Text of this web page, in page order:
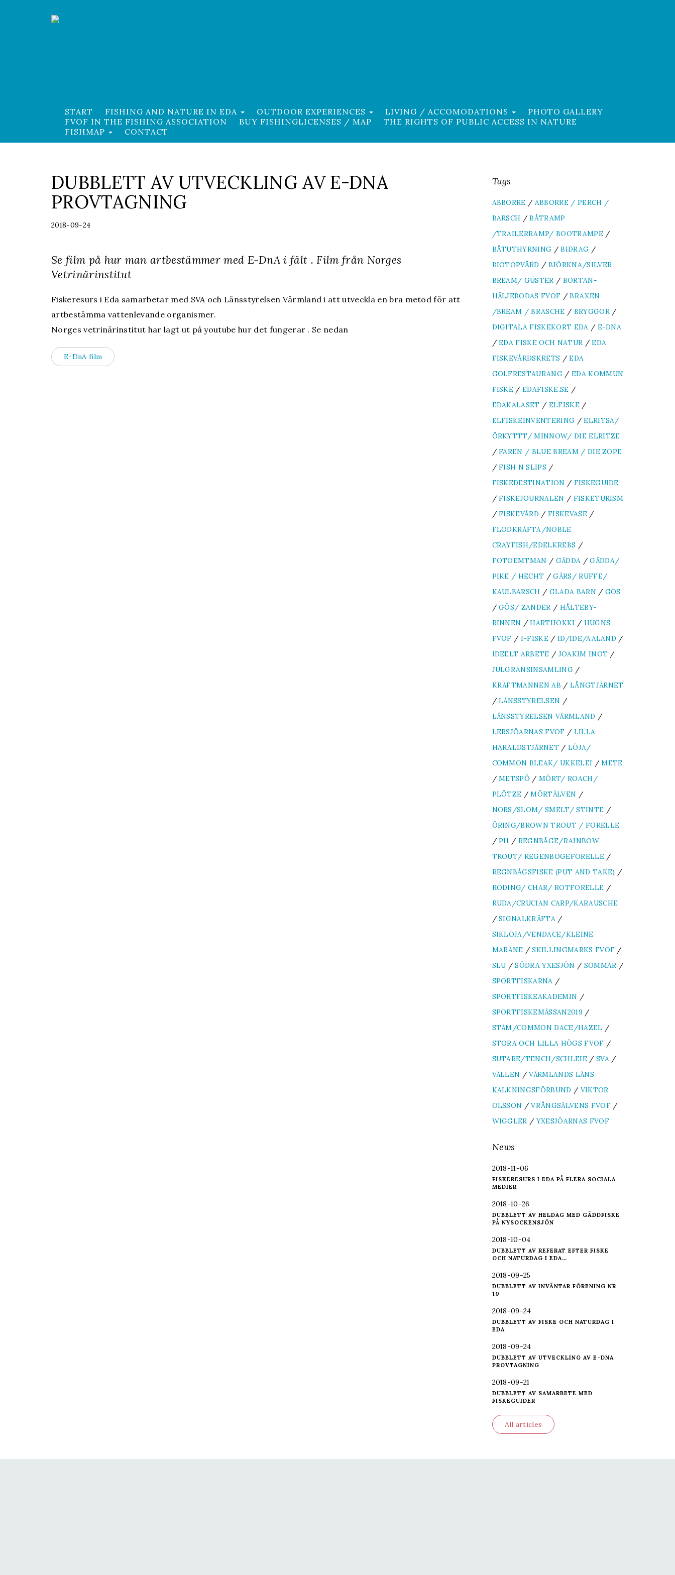
START FISHING AND NATURE IN EDA OUTDOOR EXPERIENCES LIVING / ACCOMODATIONS
PHOTO GALLERY
FVOF IN THE FISHING ASSOCIATION
BUY FISHINGLICENSES / MAP
THE RIGHTS OF PUBLIC ACCESS IN NATURE
FISHMAP
CONTACT
DUBBLETT AV UTVECKLING AV E-DNA
PROVTAGNING
2018-09-24
Se film på hur man artbestämmer med E-DnA i fält . Film från Norges
Vetrinärinstitut
Fiskeresurs i Eda samarbetar med SVA och Länsstyrelsen Värmland i att utveckla en bra metod för att
artbestämma vattenlevande organismer.
Norges vetrinärinstitut har lagt ut på youtube hur det fungerar . Se nedan
E-DnA film
Tags
ABBORRE / ABBORRE / PERCH /
BARSCH /BÅTRAMP
/TRAILERRAMP/ BOOTRAMPE/
BÅTUTHYRNING /BIDRAG /
BIOTOPVÅRD / BJÖRKNA/SILVER
BREAM/ GÜSTER / BORTAN-
HÄLJEBODAS FVOF /BRAXEN
/BREAM / BRASCHE / BRYGGOR/
DIGITALA FISKEKORT EDA / E-DNA
/EDA FISKE OCH NATUR /EDA
FISKEVÅRDSKRETS /EDA
GOLFRESTAURANG/ EDA KOMMUN
FISKE /EDAFISKE.SE /
EDAKALASET / ELFISKE/
ELFISKEINVENTERING /ELRITSA/
ÖRKYTTT/ MINNOW/ DIE ELRITZE
/FAREN / BLUE BREAM / DIE ZOPE
/FISH N SLIPS/
FISKEDESTINATION / FISKEGUIDE
/FISKEJOURNALEN / FISKETURISM
/FISKEVÅRD / FISKEVASE/
FLODKRÄFTA/NOBLE
CRAYFISH/EDELKREBS /
FOTOEMTMAN / GÄDDA /GÄDDA/
PIKE / HECHT /GÄRS/ RUFFE/
KAULBARSCH / GLADA BARN / GÖS
/GÖS/ ZANDER / HÅLTEBY-
RINNEN /HARTIJOKKI / HUGNS
FVOF / I-FISKE / ID/IDE/AALAND /
IDEELT ARBETE / JOAKIM INOT /
JULGRANSINSAMLING/
KRÄFTMANNEN AB / LÅNGTJÄRNET
/LÄNSSTYRELSEN /
LÄNSSTYRELSEN VÄRMLAND /
LERSJÖARNAS FVOF / LILLA
HARALDSTJÄRNET/ LÖJA/
COMMON BLEAK/ UKKELEI /METE
/METSPÖ /MÖRT/ ROACH/
PLÖTZE /MÖRTÄLVEN /
NORS/SLOM/ SMELT/ STINTE /
ÖRING/BROWN TROUT / FORELLE
/PH / REGNBÅGE/RAINBOW
TROUT/ REGENBOGEFORELLE/
REGNBÅGSFISKE (PUT AND TAKE) /
RÖDING/ CHAR/ ROTFORELLE /
RUDA/CRUCIAN CARP/KARAUSCHE
/SIGNALKRÄFTA/
SIKLÖJA/VENDACE/KLEINE
MARÄNE /SKILLINGMARKS FVOF /
SLU /SÖDRA YXESJÖN / SOMMAR /
SPORTFISKARNA /
SPORTFISKEAKADEMIN /
SPORTFISKEMÄSSAN2019 /
STÄM/COMMON DACE/HAZEL /
STORA OCH LILLA HÖGS FVOF /
SUTARE/TENCH/SCHLEIE/ SVA/
VÄLLEN /VÄRMLANDS LÄNS
KALKNINGSFÖRBUND / VIKTOR
OLSSON /VRÅNGSÄLVENS FVOF/
WIGGLER /YXESJÖARNAS FVOF
News
2018-11-06
FISKERESURS I EDA PÅ FLERA SOCIALA
MEDIER
2018-10-26
DUBBLETT AV HELDAG MED GÄDDFISKE
PÅ NYSOCKENSJÖN
2018-10-04
DUBBLETT AV REFERAT EFTER FISKE
OCH NATURDAG I EDA…
2018-09-25
DUBBLETT AV INVÄNTAR FÖRENING NR
10
2018-09-24
DUBBLETT AV FISKE OCH NATURDAG I
EDA
2018-09-24
DUBBLETT AV UTVECKLING AV E-DNA
PROVTAGNING
2018-09-21
DUBBLETT AV SAMARBETE MED
FISKEGUIDER
All articles